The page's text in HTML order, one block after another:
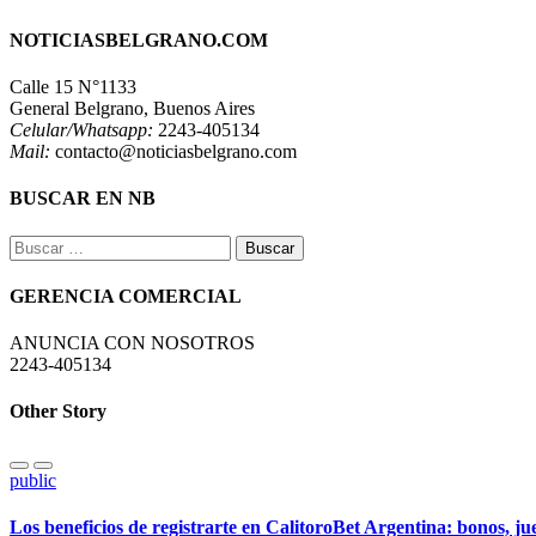
NOTICIASBELGRANO.COM
Calle 15 N°1133
General Belgrano, Buenos Aires
Celular/Whatsapp: 2243-405134
Mail: contacto@noticiasbelgrano.com
BUSCAR EN NB
Buscar:
GERENCIA COMERCIAL
ANUNCIA CON NOSOTROS
2243-405134
Other Story
public
Los beneficios de registrarte en CalitoroBet Argentina: bonos,